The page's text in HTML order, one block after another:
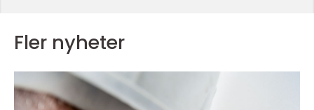
Fler nyheter